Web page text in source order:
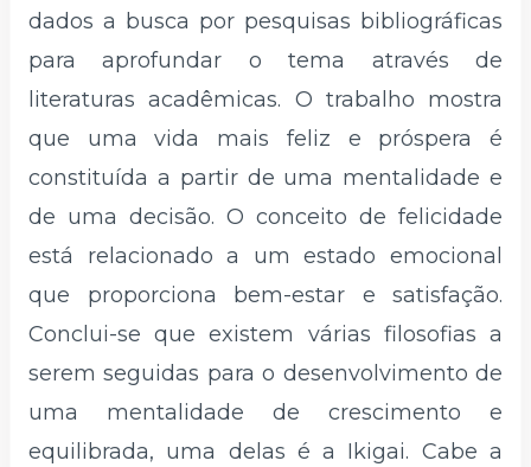
dados a busca por pesquisas bibliográficas
para aprofundar o tema através de
literaturas acadêmicas. O trabalho mostra
que uma vida mais feliz e próspera é
constituída a partir de uma mentalidade e
de uma decisão. O conceito de felicidade
está relacionado a um estado emocional
que proporciona bem-estar e satisfação.
Conclui-se que existem várias filosofias a
serem seguidas para o desenvolvimento de
uma mentalidade de crescimento e
equilibrada, uma delas é a Ikigai. Cabe a